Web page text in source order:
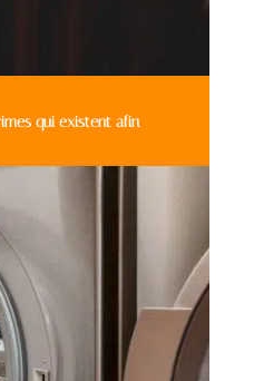
qui existent afin